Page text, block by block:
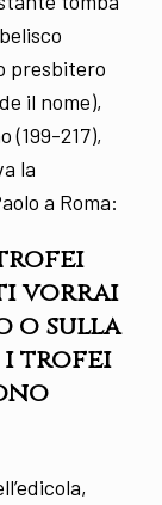
presbitero
il nome),
217),
la
a Roma:
trofei
vorrai
o sulla
i trofei